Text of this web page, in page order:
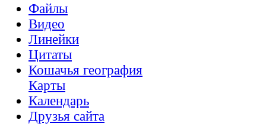
Файлы
Видео
Линейки
Цитаты
Кошачья география
Карты
Календарь
Друзья сайта